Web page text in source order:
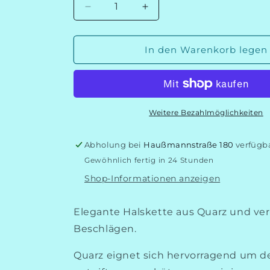
Verringere
die
Menge
Quarz
Erhöhe
die
Menge
für
Quarz
Schmuckset
In den Warenkorb legen
Weitere Bezahlmöglichkeiten
Abholung bei Haußmannstraße 180
Gewöhnlich fertig in 24 Stunden
Shop-Informationen anzeigen
Elegante Halskette aus Quarz und
Beschlägen.
Quarz eignet sich hervorragend um